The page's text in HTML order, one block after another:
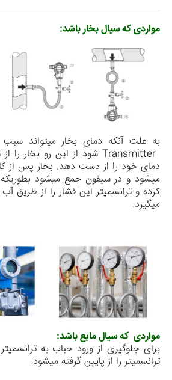
مواردی که سیال بخار باشد:
به علت آنکه دمای بخار میتو­اند
Transmitter شود از این رو بخار را
دمای خود را از دست دهد. بخار پس از
می­شود و در سیفون جمع می­شود بطوریکه
کرده و ترانسمیتر این فشار را از طریق
می­گیرد.
مواردی که سیال مایع باشد:
برای جلوگیری از ورود حباب به
ترانسمیتر را از پایین گرفته می­شود.